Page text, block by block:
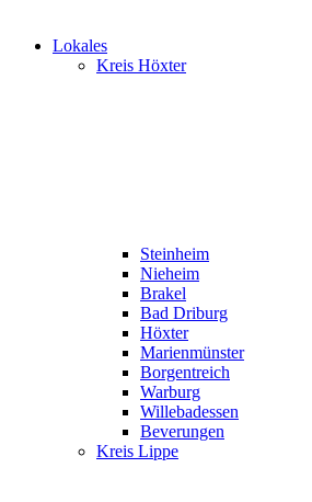
Lokales
Kreis Höxter
Steinheim
Nieheim
Brakel
Bad Driburg
Höxter
Marienmünster
Borgentreich
Warburg
Willebadessen
Beverungen
Kreis Lippe